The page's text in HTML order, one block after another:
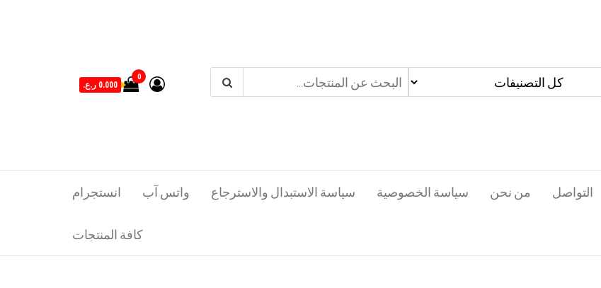
0
0.000 ر.ع.
انستجرام واتس آب سياسة الاستبدال والاسترجاع سياسة الخصوصية من نحن التواصل
كافة المنتجات